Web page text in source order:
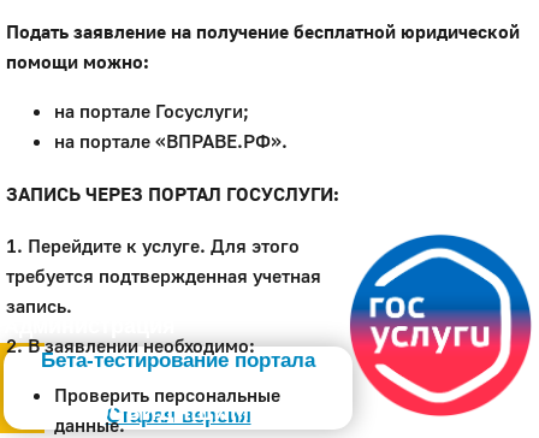
КСО
Дума
+7 (34141) 21-300
Бета-тестирование портала
Старая версия
Слабовидящим
Подать заявление на получение бесплатной юридической
помощи можно:
на портале Госуслуги;
на портале «ВПРАВЕ.РФ».
ЗАПИСЬ ЧЕРЕЗ ПОРТАЛ ГОСУСЛУГИ:
1. Перейдите к услуге. Для этого
требуется подтвержденная учетная
запись.
2. В заявлении необходимо:
Проверить персональные
данные.